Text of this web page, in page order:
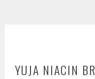
YUJA NIACIN